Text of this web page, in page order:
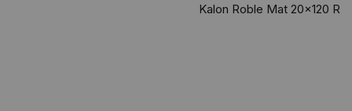
Kalon Roble Mat 20x120 R